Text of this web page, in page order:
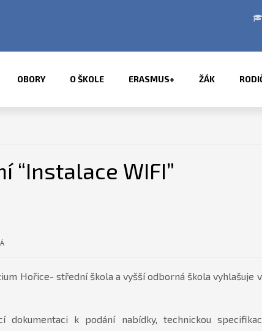
OBORY O ŠKOLE ERASMUS+ ŽÁK
“Instalace WIFI”
Hořice- střední škola a vyšší odborná škola vyhlašuje
dokumentaci k podání nabídky, technickou